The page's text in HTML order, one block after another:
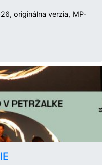
originálna verzia, MP-